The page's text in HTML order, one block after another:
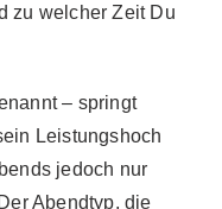
zu welcher Zeit Du
– springt
Leistungshoch
jedoch nur
Abendtyp, die